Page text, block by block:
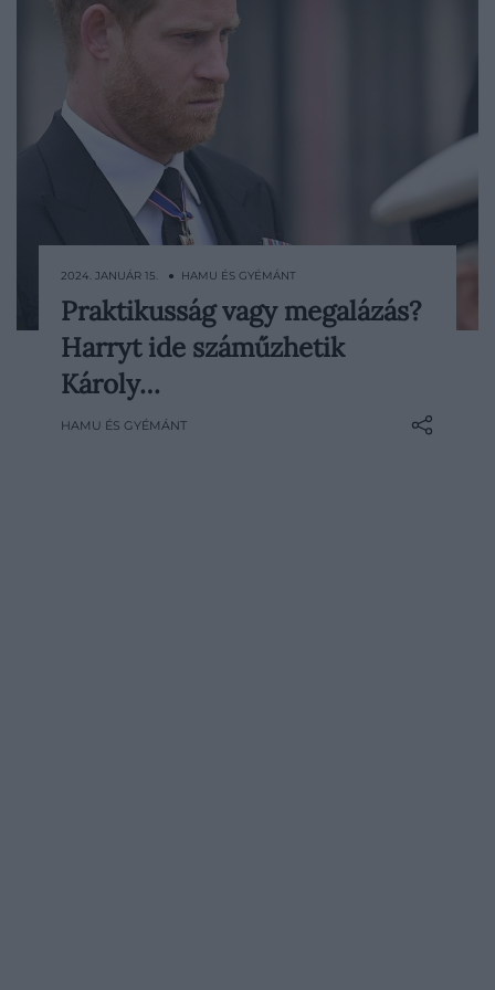
Diána hercegné egykori bizalmasa
érdekes információkkal szolgált Harry
koronázáson való részvételével
kapcsolatban.
2024. JANUÁR 15. ● HAMU ÉS GYÉMÁNT
Praktikusság vagy megalázás?
Harryt ide száműzhetik
Károly…
HAMU ÉS GYÉMÁNT